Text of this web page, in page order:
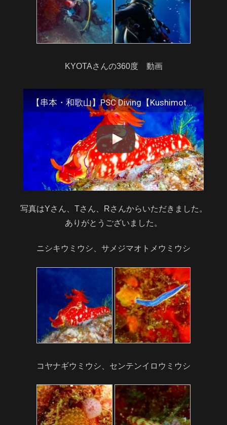
KYOTAさんの360度 動画
【串本・和歌山】PSC Diving【Kushimoto・Wakayama】
写真はYさん、Tさん、Rさんからいただきました。
ありがとうございました。
ニシキウミウシ、サメジマオトメウミウシ
コヤナギウミウシ、センテンイロウミウシ